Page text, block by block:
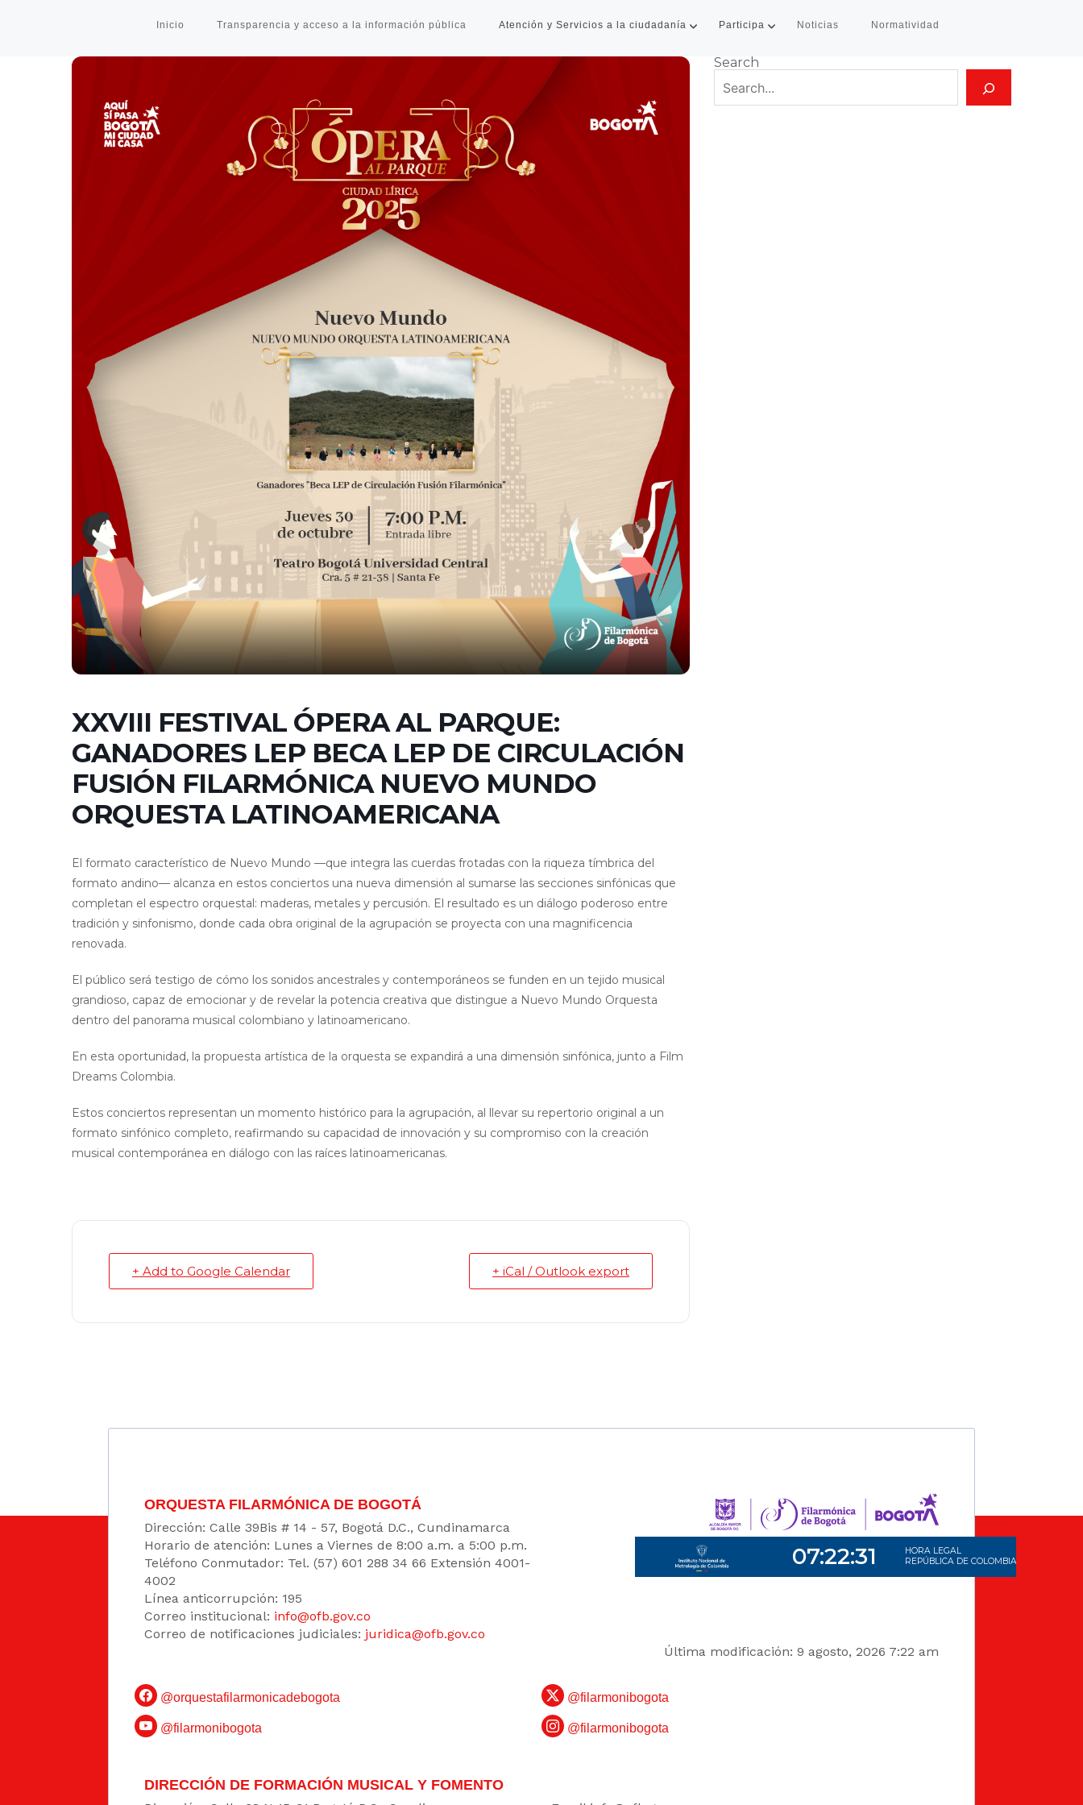
Inicio Transparencia y acceso a la información pública Atención y Servicios a la ciudadanía Participa Noticias Normatividad
XXVIII FESTIVAL ÓPERA AL PARQUE:
GANADORES LEP BECA LEP DE CIRCULACIÓN
FUSIÓN FILARMÓNICA NUEVO MUNDO
ORQUESTA LATINOAMERICANA
El formato característico de Nuevo Mundo —que integra las cuerdas frotadas con la riqueza tímbrica del
formato andino— alcanza en estos conciertos una nueva dimensión al sumarse las secciones sinfónicas que
completan el espectro orquestal: maderas, metales y percusión. El resultado es un diálogo poderoso entre
tradición y sinfonismo, donde cada obra original de la agrupación se proyecta con una magnificencia
renovada.
El público será testigo de cómo los sonidos ancestrales y contemporáneos se funden en un tejido musical
grandioso, capaz de emocionar y de revelar la potencia creativa que distingue a Nuevo Mundo Orquesta
dentro del panorama musical colombiano y latinoamericano.
En esta oportunidad, la propuesta artística de la orquesta se expandirá a una dimensión sinfónica, junto a Film
Dreams Colombia.
Estos conciertos representan un momento histórico para la agrupación, al llevar su repertorio original a un
formato sinfónico completo, reafirmando su capacidad de innovación y su compromiso con la creación
musical contemporánea en diálogo con las raíces latinoamericanas.
+ Add to Google Calendar + iCal / Outlook export
Search
ORQUESTA FILARMÓNICA DE BOGOTÁ
Dirección: Calle 39Bis # 14 - 57, Bogotá D.C., Cundinamarca
Horario de atención: Lunes a Viernes de 8:00 a.m. a 5:00 p.m.
Teléfono Conmutador: Tel. (57) 601 288 34 66 Extensión 4001-
4002
Línea anticorrupción: 195
Correo institucional: info@ofb.gov.co
Correo de notificaciones judiciales: juridica@ofb.gov.co
Última modificación: 9 agosto, 2026 7:22 am
@orquestafilarmonicadebogota
@filarmonibogota
@filarmonibogota
@filarmonibogota
DIRECCIÓN DE FORMACIÓN MUSICAL Y FOMENTO